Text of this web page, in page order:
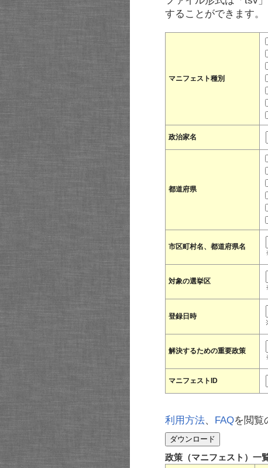
することができます。
マニフェスト種別
政治家名
都道府県
市区町村名、都道府県名
対象の選挙区
登録日時
解決するための重要政策
マニフェストID
利用方法、 FAQを閲覧
政策（マニフェスト）一